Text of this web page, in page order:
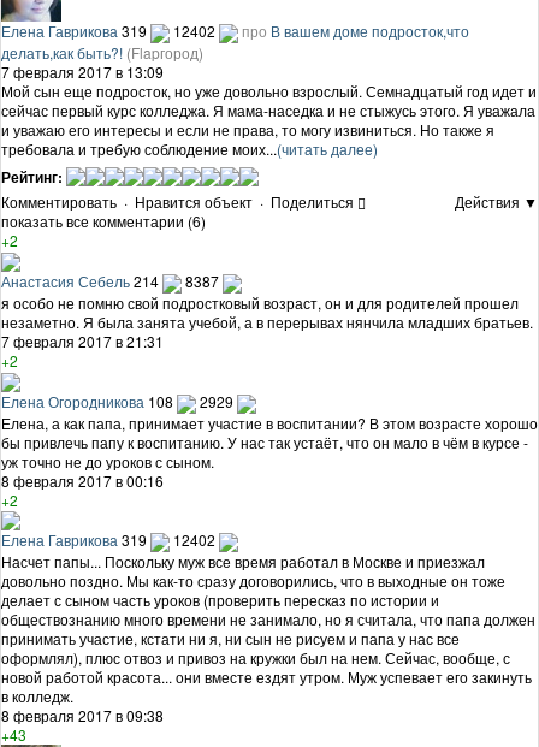
Елена Гаврикова319 12402 про В вашем доме подросток,что
делать,как быть?! (Flapгород)
7 февраля 2017 в 13:09
Мой сын еще подросток, но уже довольно взрослый. Семнадцатый год идет и
сейчас первый курс колледжа. Я мама-наседка и не стыжусь этого. Я уважала
и уважаю его интересы и если не права, то могу извиниться. Но также я
требовала и требую соблюдение моих...(читать далее)
Рейтинг:
Комментировать · Нравится объект · Поделиться
Действия ▼
показать все комментарии (6)
+2
Анастасия Себель214
8387
я особо не помню свой подростковый возраст, он и для родителей прошел
незаметно. Я была занята учебой, а в перерывах нянчила младших братьев.
7 февраля 2017 в 21:31
+2
Елена Огородникова 108
2929
Елена, а как папа, принимает участие в воспитании? В этом возрасте хорошо
бы привлечь папу к воспитанию. У нас так устаёт, что он мало в чём в курсе -
уж точно не до уроков с сыном.
8 февраля 2017 в 00:16
+2
Елена Гаврикова319
12402
Насчет папы... Поскольку муж все время работал в Москве и приезжал
довольно поздно. Мы как-то сразу договорились, что в выходные он тоже
делает с сыном часть уроков (проверить пересказ по истории и
обществознанию много времени не занимало, но я считала, что папа должен
принимать участие, кстати ни я, ни сын не рисуем и папа у нас все
оформлял), плюс отвоз и привоз на кружки был на нем. Сейчас, вообще, с
новой работой красота... они вместе ездят утром. Муж успевает его закинуть
в колледж.
8 февраля 2017 в 09:38
+43